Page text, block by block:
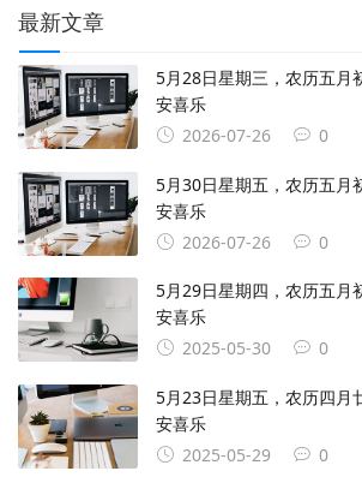
最新文章
5月28日星期三，农历五月
安喜乐
2026-07-26
0
5月30日星期五，农历五月
安喜乐
2026-07-26
0
5月29日星期四，农历五月
安喜乐
2025-05-30
0
5月23日星期五，农历四月
安喜乐
2025-05-29
0